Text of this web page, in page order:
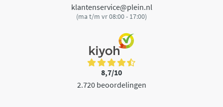
klantenservice@plein.nl
(ma t/m vr 08:00 - 17:00)
8,7/10
2.720 beoordelingen